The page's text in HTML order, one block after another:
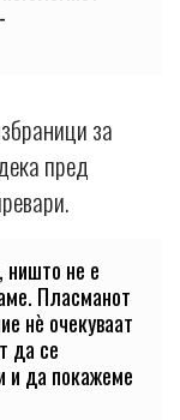
за
пред
не е
Пласманот
нè очекуваат
да се
и да покажеме